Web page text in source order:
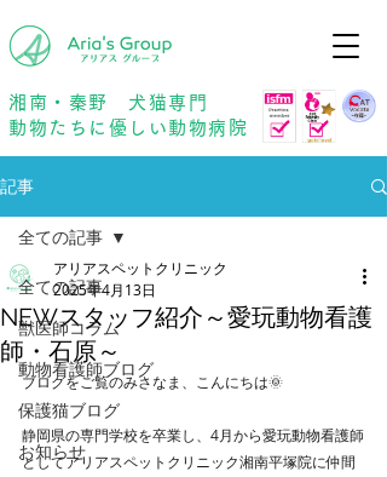
湘南・秦野 犬猫専門
動物たちに優しい動物病院
記事
全ての記事
獣医師コラム
動物看護師ブログ
保護猫ブログ
お知らせ
全ての記事
NEWスタッフ紹介～愛玩動物看護
師・石原～
アリアスペットクリニック
2025年4月13日
ブログをご覧のみさなま、こんにちは🌞
静岡県の専門学校を卒業し、4月から愛玩動物看護師
としてアリアスペットクリニック湘南平塚院に仲間